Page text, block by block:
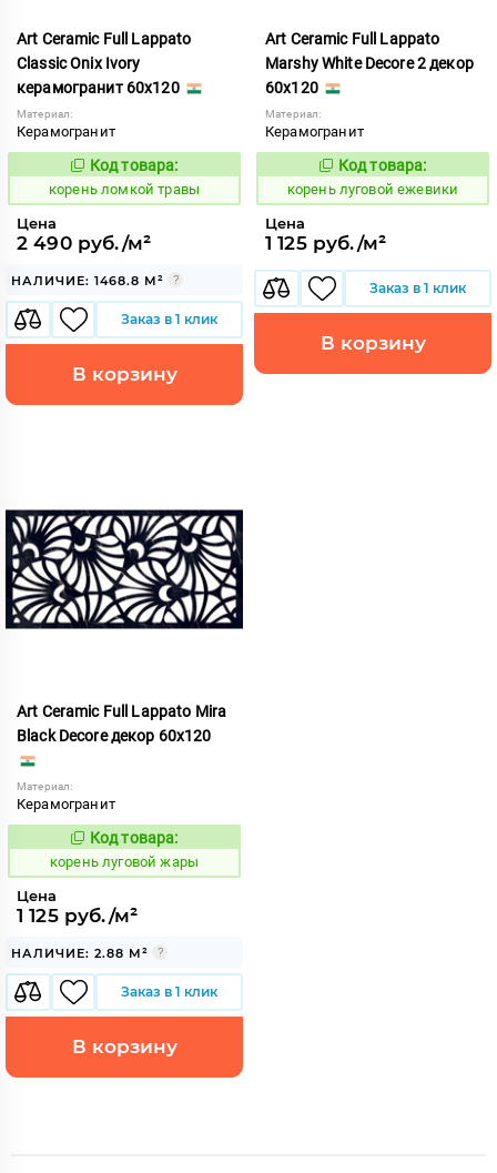
Art Ceramic Full Lappato
Classic Onix Ivory
керамогранит 60x120
Материал:
Керамогранит
787357
Код товара:
корень ломкой травы
Цена
2 490 руб./м²
НАЛИЧИЕ: 1468.8 М²
Заказ в 1 клик
В корзину
Art Ceramic Full Lappato
Marshy White Decore 2 декор
60x120
Материал:
Керамогранит
787399
Код товара:
корень луговой ежевики
Цена
1 125 руб./м²
Заказ в 1 клик
В корзину
Art Ceramic Full Lappato Mira
Black Decore декор 60x120
Материал:
Керамогранит
787400
Код товара:
корень луговой жары
Цена
1 125 руб./м²
НАЛИЧИЕ: 2.88 М²
Заказ в 1 клик
В корзину